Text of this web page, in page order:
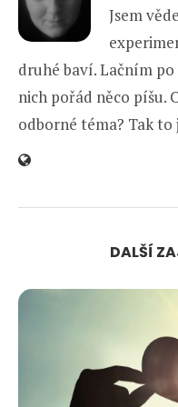
Jsem
druhé baví. Lačním
nich pořád něco píšu.
odborné téma? Tak to
DALŠÍ